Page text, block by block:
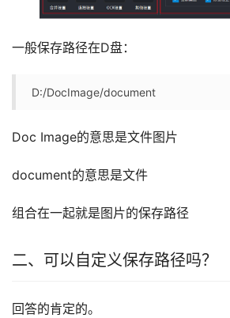
一般保存路径在D盘：
D:/DocImage/document
Doc Image的意思是文件图片
document的意思是文件
组合在一起就是图片的保存路径
二、可以自定义保存路径吗？
回答的肯定的。